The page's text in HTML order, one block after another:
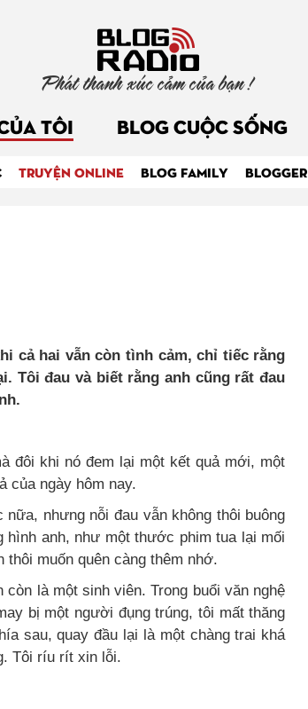
Phát thanh xúc cảm của bạn !
TÔI BLOG CUỘC SỐNG
TRUYỆN ONLINE BLOG FAMILY BLOGGER
cả hai vẫn còn tình cảm, chỉ tiếc rằng
. Tôi đau và biết rằng anh cũng rất đau
đôi khi nó đem lại một kết quả mới, một
của ngày hôm nay.
nhưng nỗi đau vẫn không thôi buông
hình anh, như một thước phim tua lại mối
muốn quên càng thêm nhớ.
là một sinh viên. Trong buổi văn nghệ
bị một người đụng trúng, tôi mất thăng
sau, quay đầu lại là một chàng trai khá
Tôi ríu rít xin lỗi.